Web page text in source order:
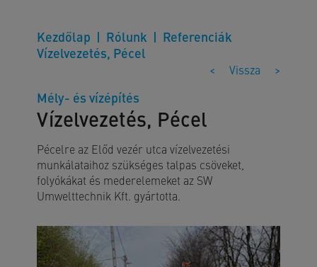
Kezdőlap Rólunk
Referenciák
Vízelvezetés, Pécel
< Vissza >
Mély- és vízépítés
Vízelvezetés, Pécel
Pécelre az Előd vezér utca vízelvezetési
munkálataihoz szükséges talpas csöveket,
folyókákat és mederelemeket az SW
Umwelttechnik Kft. gyártotta.